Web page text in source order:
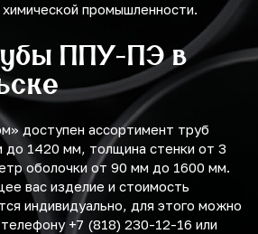
промышленности.
ППУ-ПЭ в
доступен ассортимент труб
1420 мм, толщина стенки от 3
оболочки от 90 мм до 1600 мм.
вас изделие и стоимость
индивидуально, для этого можно
+7 (818) 230-12-16 или